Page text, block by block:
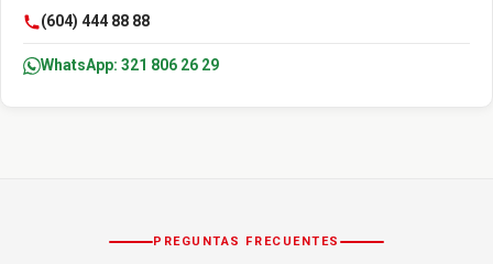
(604) 444 88 88
WhatsApp: 321 806 26 29
PREGUNTAS FRECUENTES